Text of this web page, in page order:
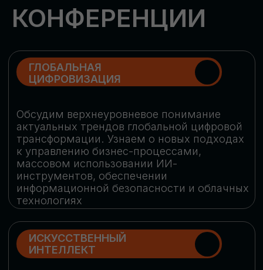
Выясним, как в наши дни уверенно
защищать свой бизнес от киберугроз
Обменяемся опытом, какие ИИ-решения
в маркетинге и продажах наиболее
рекламными кампаниями показывают
наибольшую эффективность
РОБОТИЗАЦИЯ
Узнаем, в каких отраслях ИИ
«материализуется», какие роботы
решают сложные бизнес-задачи, а где
только обсуждают концепции
роботизации и потенциальные бюджеты
на тестирование образцов